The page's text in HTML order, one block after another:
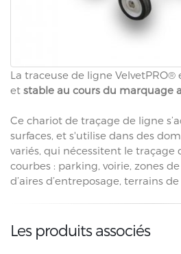
La traceuse de ligne VelvetPRO®
et stable au cours du marquage
Ce chariot de traçage de ligne
surfaces, et s'utilise dans des
variés, qui nécessitent le traçage
courbes : parking, voirie, zones
d’aires d’entreposage, terrains
Les produits associés